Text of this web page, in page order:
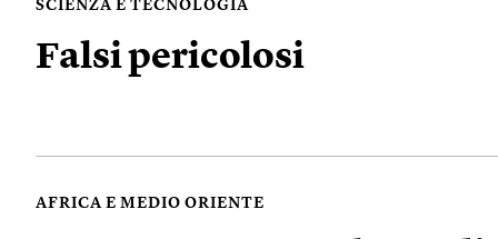
SCIENZA E TECNOLOGIA
Falsi pericolosi
AFRICA E MEDIO ORIENTE